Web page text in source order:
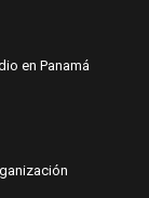
en Panamá